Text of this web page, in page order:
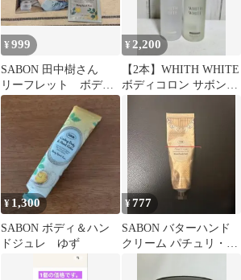
¥999
SABON 田中樹さん
リーフレット ボディ
スクラブサンプル付
¥ 2,200
【2本】WHITH WHITE
ボディコロン サボンと
¥ 1,300
SABON ボディ＆ハン
ドジュレ ゆず
¥777
SABON バターハンド
クリーム パチュリ・ラ